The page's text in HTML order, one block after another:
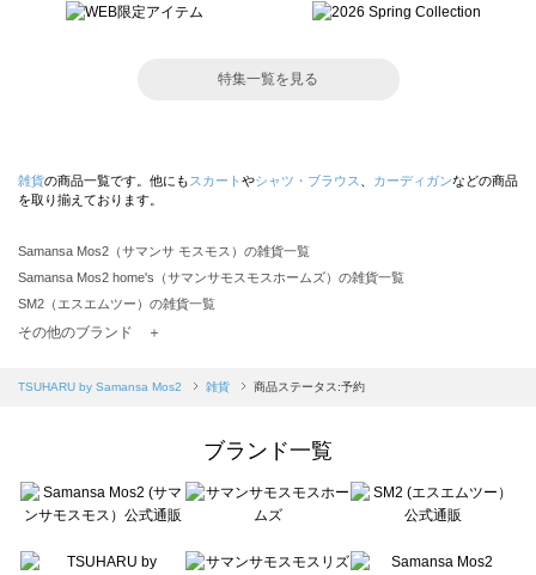
特集一覧を見る
雑貨の商品一覧です。他にも スカート やシャツ・ブラウス カーディガンなどの商品
を取り揃えております。
Samansa Mos2（サマンサ モスモス）の雑貨一覧
Samansa Mos2 home's（サマンサモスモスホームズ）の雑貨一覧
SM2（エスエムツー）の雑貨一覧
TSUHARU by Samansa Mos2（ツハルバイサマンサモスモス）の雑貨一覧
Samansa Mos2 blue（サマンサモスモス ブルー）の雑貨一覧
sō4ū（ソウフォーユー）の雑貨一覧
Te chichi（テチチ）の雑貨一覧
Te chichi CLASSIC（テチチ クラシック）の雑貨一覧
Lugnoncure（ルノンキュール）の雑貨一覧
その他のブランド ＋
TSUHARU by Samansa Mos2 雑貨 商品ステータス:予約
ブランド一覧